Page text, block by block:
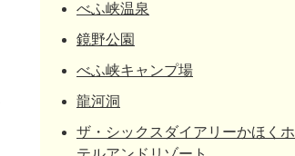
べふ峡温泉
鏡野公園
べふ峡キャンプ場
龍河洞
ザ・シックスダイアリーかほくホ